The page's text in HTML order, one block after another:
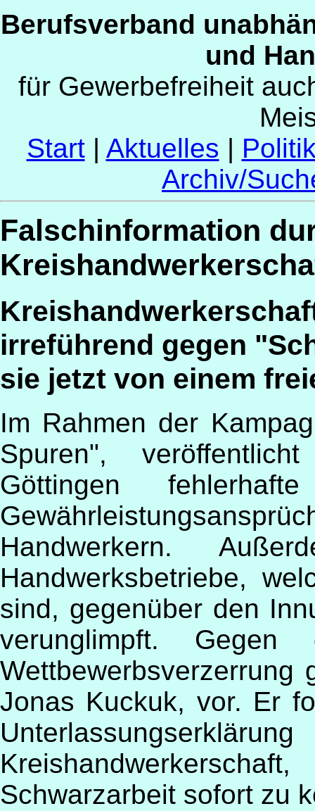
Berufsverband
und
für Gewerbefreiheit
Start| Aktuelles |
Archiv/
Falschinformation
irreführend gegen
sie jetzt von einem
Im Rahmen der
Spuren",
Göttingen
Handwerkern.
Handwerksbetriebe,
sind, gegenüber den
verunglimpft. Gegen
Wettbewerbsverzerrung
Jonas Kuckuk, vor. Er
Schwarzarbeit sofort zu